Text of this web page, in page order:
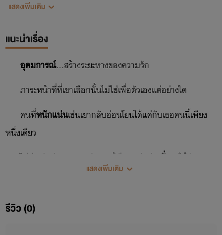
โรแมนติค
แสดงเพิ่มเติม
แนะนำเรื่อง
อุดมการณ์...สร้างระยะทางของความรัก
ภาระหน้าที่ที่เขาเลือกนั้นไม่ใช่เพื่อตัวเองแต่อย่างใด
คนที่หนักแน่นเช่นเขากลับอ่อนโยนได้แค่กับเธอคนนี้เพียง
หนึ่งเดียว
ไม่ต่างกันกับเธอ...หญิงสาวผู้มีความรักอัน
มั่นคงให้กับเขา
ที่เขาไม่กล้าสานต่อเพราะไม่ต้องการเห็นคนที่รักเสียใจ
แสดงเพิ่มเติม
รีวิว (0)